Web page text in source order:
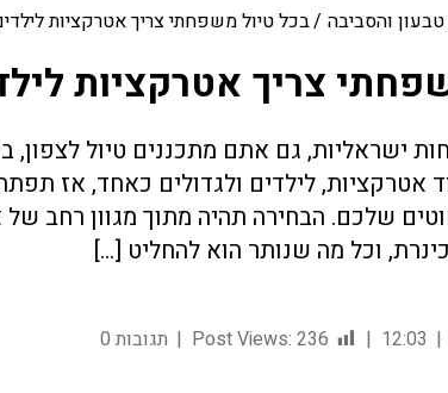
והסביבה בכל טיול משפחתי צריך אטרקציות
צריך אטרקציות
ישראליות, גם אתם מתכננים טיול לצפון,
אטרקציות, לילדים ולגדולים כאחד, אז
שלכם. הבחירה תהיה מתוך מגוון רחב של
וכל מה שנותר הוא להחליט […]
12:03
Post Views: 236 תגובות 0